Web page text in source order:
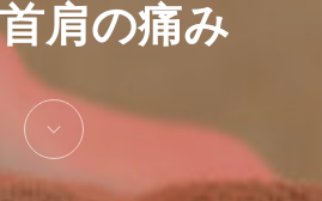
首肩の痛み